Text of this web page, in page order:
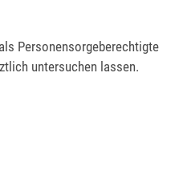
Personensorgeberechtigte
untersuchen lassen.